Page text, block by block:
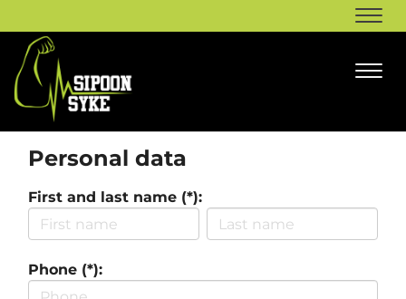
Personal data
First and last name (*):
Phone (*):